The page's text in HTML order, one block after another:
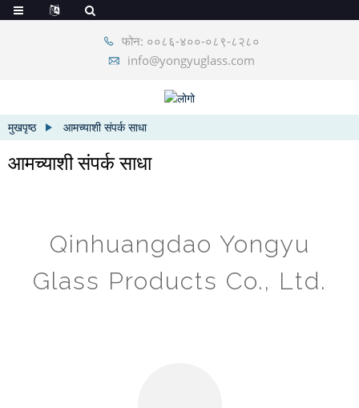
फोन: ००८६-४००-०८९-८२८०
info@yongyuglass.com
मुखपृष्ठ आमच्याशी संपर्क साधा
आमच्याशी संपर्क साधा
Qinhuangdao Yongyu
Glass Products Co., Ltd.